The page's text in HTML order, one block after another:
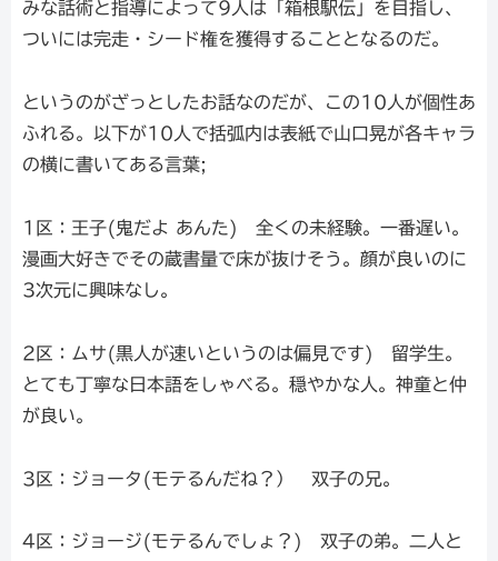
みな話術と指導によって9人は「箱根駅伝」を目指し、
ついには完走・シード権を獲得することとなるのだ。
というのがざっとしたお話なのだが、この10人が個性あ
ふれる。以下が10人で括弧内は表紙で山口晃が各キャラ
の横に書いてある言葉;
1区：王子(鬼だよ あんた) 全くの未経験。一番遅い。
漫画大好きでその蔵書量で床が抜けそう。顔が良いのに
3次元に興味なし。
2区：ムサ(黒人が速いというのは偏見です) 留学生。
とても丁寧な日本語をしゃべる。穏やかな人。神童と仲
が良い。
3区：ジョータ(モテるんだね？） 双子の兄。
4区：ジョージ(モテるんでしょ？) 双子の弟。二人と